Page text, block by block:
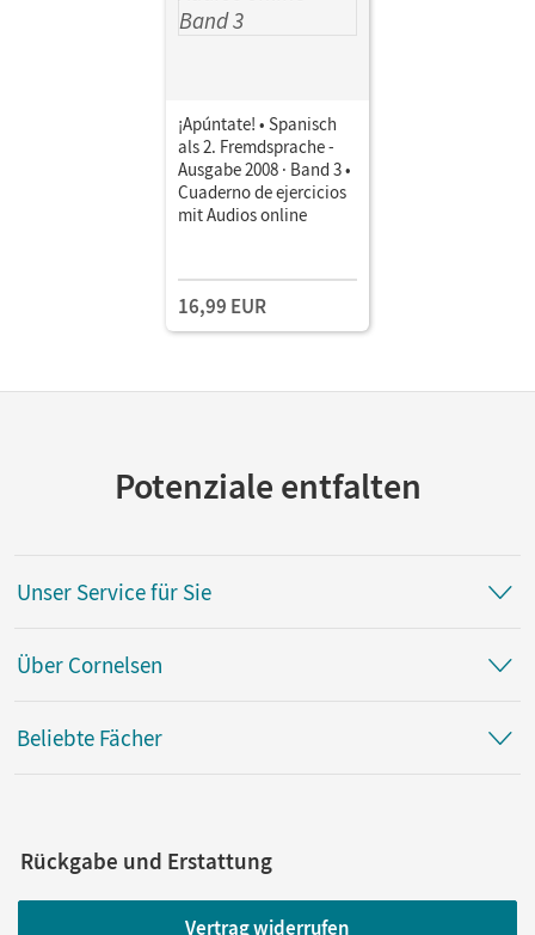
¡Apúntate! • Spanisch
als 2. Fremdsprache -
Ausgabe 2008 · Band 3 •
Cuaderno de ejercicios
mit Audios online
16,99 EUR
Potenziale entfalten
Unser Service für Sie
Über Cornelsen
Beliebte Fächer
Rückgabe und Erstattung
Vertrag widerrufen